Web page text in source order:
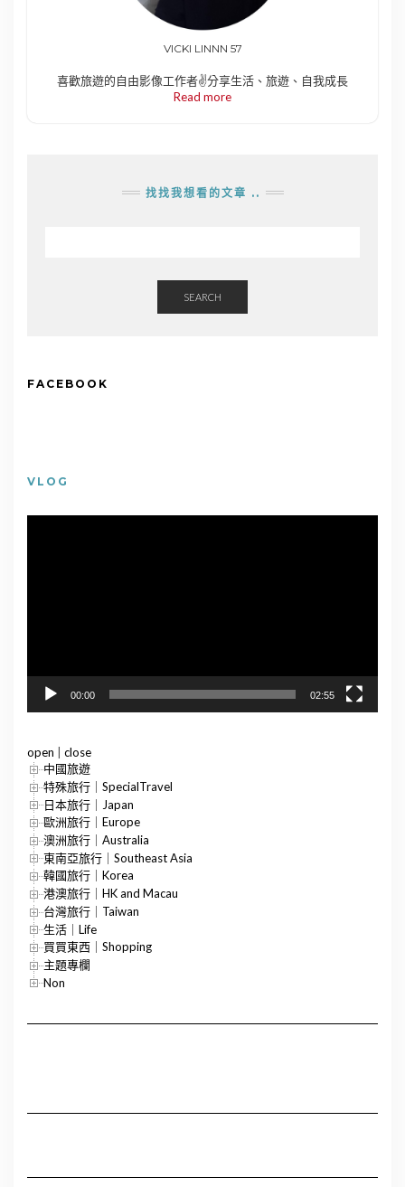
VICKI LINNN 57
喜歡旅遊的自由影像工作者✌️分享生活、旅遊、自我成長
Read more
找找我想看的文章 ..
SEARCH
FACEBOOK
VLOG
00:00 02:55
open
close
中國旅遊
特殊旅行｜SpecialTravel
日本旅行｜Japan
歐洲旅行｜Europe
澳洲旅行｜Australia
東南亞旅行｜Southeast Asia
韓國旅行｜Korea
港澳旅行｜HK and Macau
台灣旅行｜Taiwan
生活｜Life
買買東西｜Shopping
主題專欄
Non